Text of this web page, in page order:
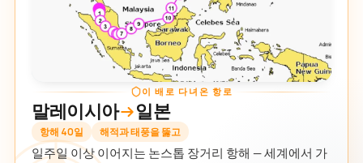
이 배로 다녀온 항로
말레이시아 일본
항해 40일 해적과 태풍을 뚫고
일주일 이상 이어지는 논스톱 장거리 항해 — 세계에서 가